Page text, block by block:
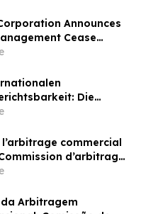
Announces
Cease
Financing
Die
von
zur Bewerbung
auf
commercial
d’arbitrage
un appel à
pour son
Arbitragem